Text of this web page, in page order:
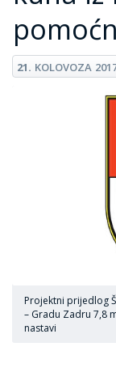
21. KOLOVOZA
Projektni prijedlog
– Gradu Zadru 7,8
nastavi